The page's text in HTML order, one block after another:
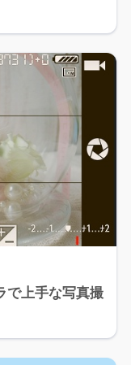
で上手な写真撮